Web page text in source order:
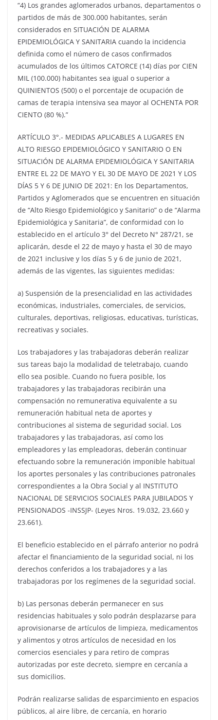
“4) Los grandes aglomerados urbanos, departamentos o
partidos de más de 300.000 habitantes, serán
considerados en SITUACIÓN DE ALARMA
EPIDEMIOLÓGICA Y SANITARIA cuando la incidencia
definida como el número de casos confirmados
acumulados de los últimos CATORCE (14) días por CIEN
MIL (100.000) habitantes sea igual o superior a
QUINIENTOS (500) o el porcentaje de ocupación de
camas de terapia intensiva sea mayor al OCHENTA POR
CIENTO (80 %).”
ARTÍCULO 3°.- MEDIDAS APLICABLES A LUGARES EN
ALTO RIESGO EPIDEMIOLÓGICO Y SANITARIO O EN
SITUACIÓN DE ALARMA EPIDEMIOLÓGICA Y SANITARIA
ENTRE EL 22 DE MAYO Y EL 30 DE MAYO DE 2021 Y LOS
DÍAS 5 Y 6 DE JUNIO DE 2021: En los Departamentos,
Partidos y Aglomerados que se encuentren en situación
de “Alto Riesgo Epidemiológico y Sanitario” o de “Alarma
Epidemiológica y Sanitaria”, de conformidad con lo
establecido en el artículo 3° del Decreto N° 287/21, se
aplicarán, desde el 22 de mayo y hasta el 30 de mayo
de 2021 inclusive y los días 5 y 6 de junio de 2021,
además de las vigentes, las siguientes medidas:
a) Suspensión de la presencialidad en las actividades
económicas, industriales, comerciales, de servicios,
culturales, deportivas, religiosas, educativas, turísticas,
recreativas y sociales.
Los trabajadores y las trabajadoras deberán realizar
sus tareas bajo la modalidad de teletrabajo, cuando
ello sea posible. Cuando no fuera posible, los
trabajadores y las trabajadoras recibirán una
compensación no remunerativa equivalente a su
remuneración habitual neta de aportes y
contribuciones al sistema de seguridad social. Los
trabajadores y las trabajadoras, así como los
empleadores y las empleadoras, deberán continuar
efectuando sobre la remuneración imponible habitual
los aportes personales y las contribuciones patronales
correspondientes a la Obra Social y al INSTITUTO
NACIONAL DE SERVICIOS SOCIALES PARA JUBILADOS Y
PENSIONADOS -INSSJP- (Leyes Nros. 19.032, 23.660 y
23.661).
El beneficio establecido en el párrafo anterior no podrá
afectar el financiamiento de la seguridad social, ni los
derechos conferidos a los trabajadores y a las
trabajadoras por los regímenes de la seguridad social.
b) Las personas deberán permanecer en sus
residencias habituales y solo podrán desplazarse para
aprovisionarse de artículos de limpieza, medicamentos
y alimentos y otros artículos de necesidad en los
comercios esenciales y para retiro de compras
autorizadas por este decreto, siempre en cercanía a
sus domicilios.
Podrán realizarse salidas de esparcimiento en espacios
públicos, al aire libre, de cercanía, en horario